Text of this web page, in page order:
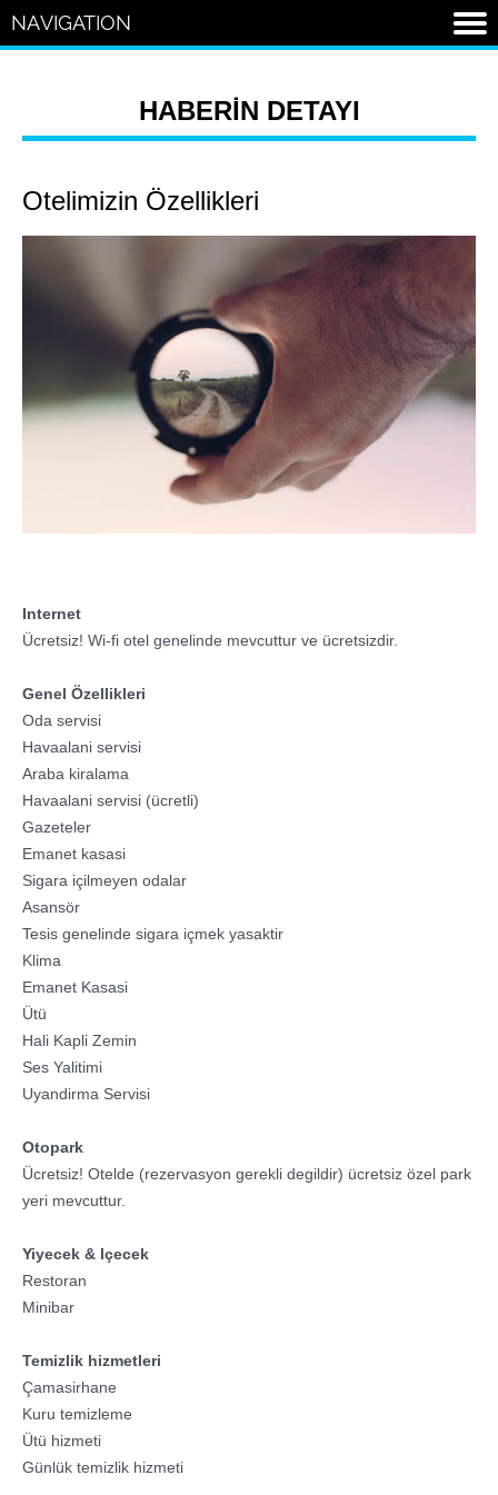
HABERİN DETAYI
Otelimizin Özellikleri
Internet
Ücretsiz! Wi-fi otel genelinde mevcuttur ve ücretsizdir.
Genel Özellikleri
Oda servisi
Havaalani servisi
Araba kiralama
Havaalani servisi (ücretli)
Gazeteler
Emanet kasasi
Sigara içilmeyen odalar
Asansör
Tesis genelinde sigara içmek yasaktir
Klima
Emanet Kasasi
Ütü
Hali Kapli Zemin
Ses Yalitimi
Uyandirma Servisi
Otopark
Ücretsiz! Otelde (rezervasyon gerekli degildir) ücretsiz özel park
yeri mevcuttur.
Yiyecek & Içecek
Restoran
Minibar
Temizlik hizmetleri
Çamasirhane
Kuru temizleme
Ütü hizmeti
Günlük temizlik hizmeti